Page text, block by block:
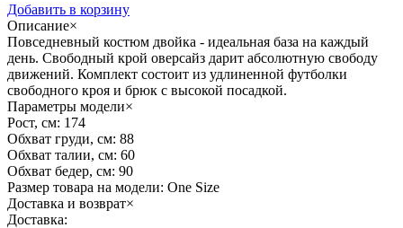
Добавить в корзину
Описание×
Повседневный костюм двойка - идеальная база на каждый
день. Свободный крой оверсайз дарит абсолютную свободу
движений. Комплект состоит из удлиненной футболки
свободного кроя и брюк с высокой посадкой.
Параметры модели×
Рост, см: 174
Обхват груди, см: 88
Обхват талии, см: 60
Обхват бедер, см: 90
Размер товара на модели: One Size
Доставка и возврат×
Доставка: